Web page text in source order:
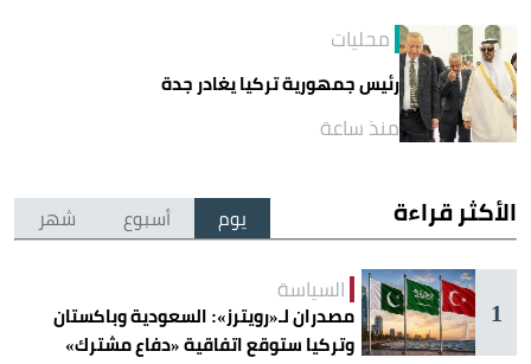
محليات
رئيس جمهورية تركيا يغادر جدة
منذ ساعة
الأكثر قراءة يوم أسبوع شهر
1
السياسة
مصدران لـ«رويترز»: السعودية وباكستان
وتركيا ستوقع اتفاقية «دفاع مشترك»